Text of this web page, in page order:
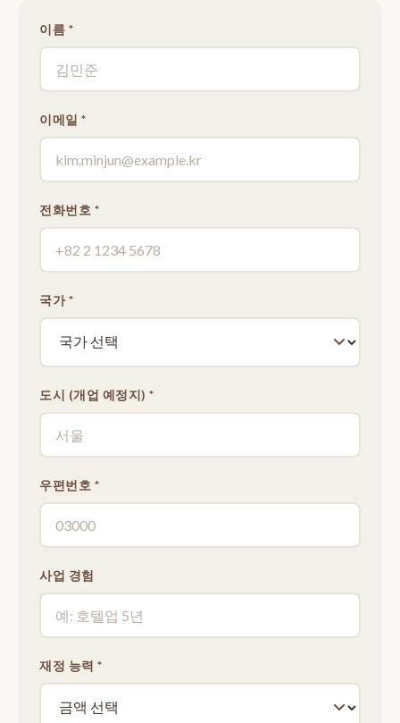
이름 *
이메일 *
전화번호 *
국가 *
도시 (개업 예정지) *
우편번호 *
사업 경험
재정 능력 *